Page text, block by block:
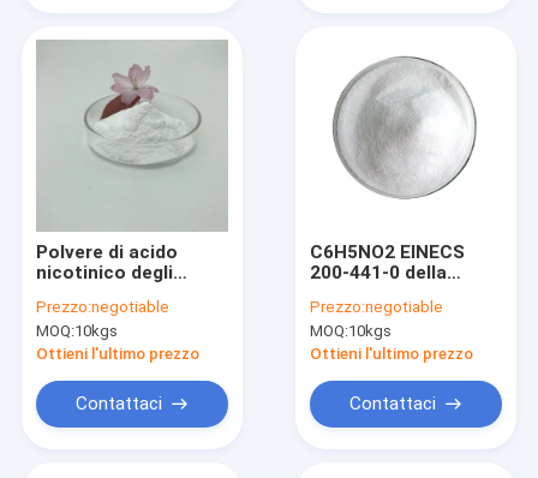
Polvere di acido
nicotinico degli
vitamina di CAS 59-
67-6 del grado
medico
Prezzo:negotiable
MOQ:10kgs
Ottieni l'ultimo prezzo
Contattaci
C6H5NO2 EINECS
200-441-0 della
nicotinico della
niacina della vitamina
B3
Prezzo:negotiable
MOQ:10kgs
Ottieni l'ultimo prezzo
Contattaci